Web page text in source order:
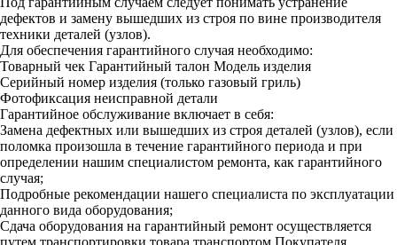
дефектов и замену вышедших из строя по вине производителя
техники деталей (узлов).
Для обеспечения гарантийного случая необходимо:
Товарный чек Гарантийный талон Модель изделия
Серийный номер изделия (только газовый гриль)
Фотофиксация неисправной детали
Гарантийное обслуживание включает в себя:
Замена дефектных или вышедших из строя деталей (узлов), если
поломка произошла в течение гарантийного периода и при
определении нашим специалистом ремонта, как гарантийного
случая;
Подробные рекомендации нашего специалиста по эксплуатации
данного вида оборудования;
Сдача оборудования на гарантийный ремонт осуществляется
путем транспортировки товара транспортом Покупателя